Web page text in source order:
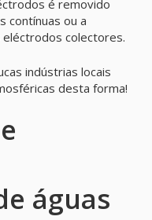
é removido
contínuas ou a
colectores.
indústrias locais
desta forma!
águas